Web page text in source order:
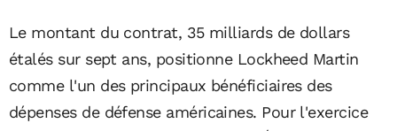
Le montant du contrat, 35 milliards de dollars
étalés sur sept ans, positionne Lockheed Martin
comme l'un des principaux bénéficiaires des
dépenses de défense américaines. Pour l'exercice